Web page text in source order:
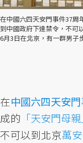
在中國六四天安門事件37周
到中國政府下達禁令，不可
6月3日在北京，有一群男子
在中國六四天安
成的 「天安門母親
不可以到北京萬